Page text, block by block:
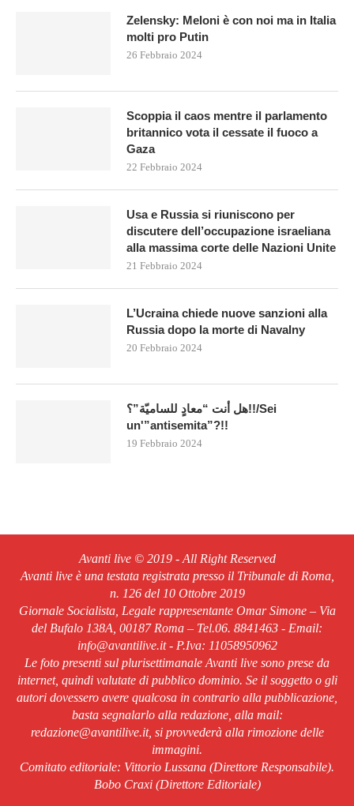
Zelensky: Meloni è con noi ma in Italia
molti pro Putin
26 Febbraio 2024
Scoppia il caos mentre il parlamento
britannico vota il cessate il fuoco a
Gaza
22 Febbraio 2024
Usa e Russia si riuniscono per
discutere dell’occupazione israeliana
alla massima corte delle Nazioni Unite
21 Febbraio 2024
L’Ucraina chiede nuove sanzioni alla
Russia dopo la morte di Navalny
20 Febbraio 2024
هل أنت “معادٍ للساميّة”؟!!/Sei
un'”antisemita”?!!
19 Febbraio 2024
Avanti live © 2019 - All Right Reserved
Avanti live è una testata registrata presso il Tribunale di Roma,
n. 126 del 10 Ottobre 2019
Giornale Socialista, Legale rappresentante Omar Simone – Via
del Bufalo 138A, 00187 Roma – Tel.06. 8841463 - Email:
info@avantilive.it - P.Iva: 11058950962
Le foto presenti sul plurisettimanale Avanti live sono prese da
internet, quindi valutate di pubblico dominio. Se il soggetto o gli
autori dovessero avere qualcosa in contrario alla pubblicazione,
basta segnalarlo alla redazione, alla mail:
redazione@avantilive.it, si provvederà alla rimozione delle
immagini.
Comitato editoriale: Vittorio Lussana (Direttore Responsabile).
Bobo Craxi (Direttore Editoriale)